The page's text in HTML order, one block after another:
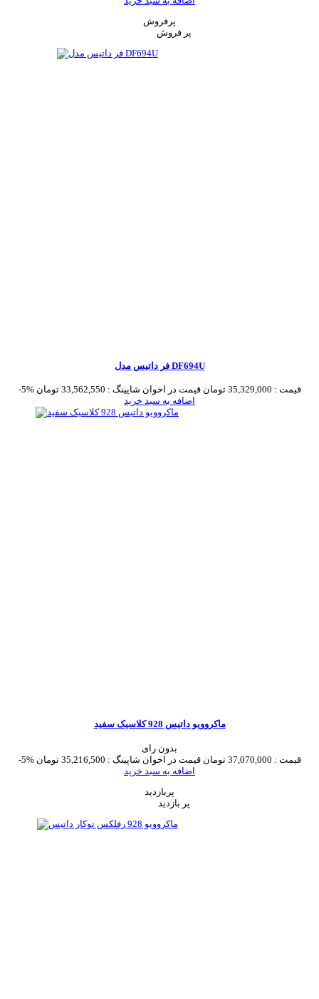
پرفروش
فر داتیس مدل DF694U
-5% قیمت : 35,329,000 تومان قیمت در اخوان شاپینگ : 33,562,550 تومان
اضافه به سبد خرید
ماکروویو داتیس 928 کلاسیک سفید
بدون رای
-5%
قیمت : 37,070,000 تومان قیمت در اخوان شاپینگ : 35,216,500 تومان
اضافه به سبد خرید
پربازدید
پر بازدید